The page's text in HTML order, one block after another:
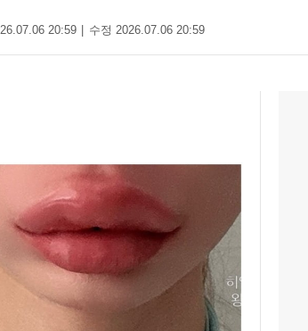
20:59 수정 2026.07.06 20:59